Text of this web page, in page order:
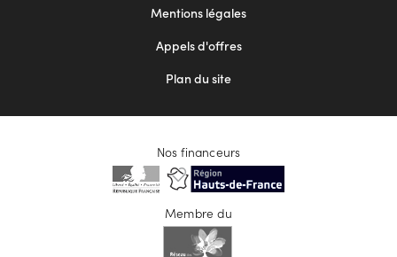
Mentions légales
Appels d'offres
Plan du site
Nos financeurs
Membre du